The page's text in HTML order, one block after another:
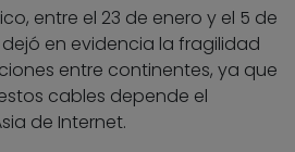
entre el 23 de enero y el 5 de
en evidencia la fragilidad
entre continentes, ya que
cables depende el
de Internet.